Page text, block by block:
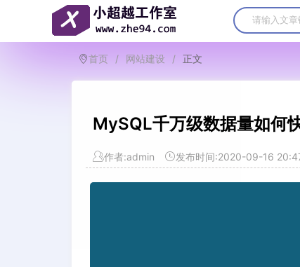
首页 / 网站建设 / 正文
MySQL千万级数据量如何
作者:admin 发布时间:2020-09-16